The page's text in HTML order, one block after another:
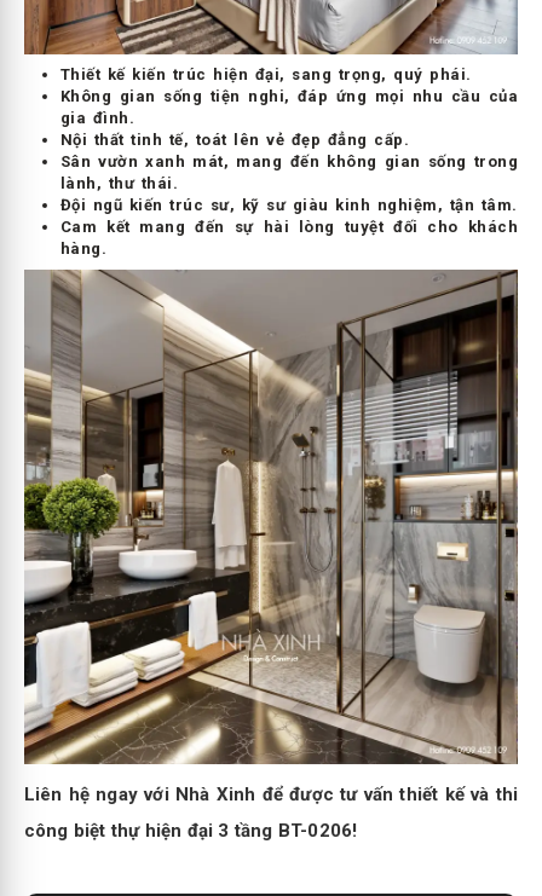
Thiết kế kiến trúc hiện đại, sang trọng, quý phái.
Không gian sống tiện nghi, đáp ứng mọi nhu cầu của
gia đình.
Nội thất tinh tế, toát lên vẻ đẹp đẳng cấp.
Sân vườn xanh mát, mang đến không gian sống trong
lành, thư thái.
Đội ngũ kiến trúc sư, kỹ sư giàu kinh nghiệm, tận tâm.
Cam kết mang đến sự hài lòng tuyệt đối cho khách
hàng.
Liên hệ ngay với Nhà Xinh để được tư vấn thiết kế và thi
công biệt thự hiện đại 3 tầng BT-0206!